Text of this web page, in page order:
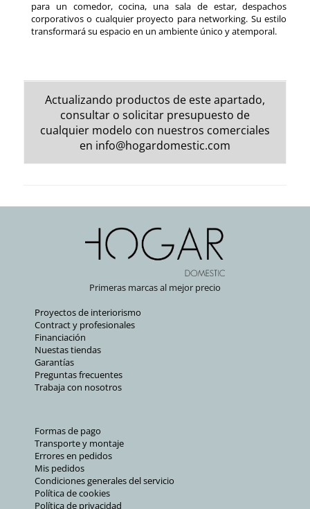
para un comedor, cocina, una sala de estar, despachos
corporativos o cualquier proyecto para networking. Su estilo
transformará su espacio en un ambiente único y atemporal.
Actualizando productos de este apartado,
consultar o solicitar presupuesto de
cualquier modelo con nuestros comerciales
en info@hogardomestic.com
Primeras marcas al mejor precio
Proyectos de interiorismo
Contract y profesionales
Financiación
Nuestas tiendas
Garantías
Preguntas frecuentes
Trabaja con nosotros
Formas de pago
Transporte y montaje
Errores en pedidos
Mis pedidos
Condiciones generales del servicio
Política de cookies
Política de privacidad